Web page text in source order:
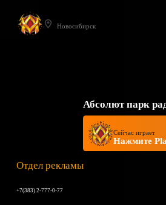
Новосибирск
Абсолют парк
Сейчас играет
Нажмите
Отдел рекламы
+7(383) 2-777-0-77